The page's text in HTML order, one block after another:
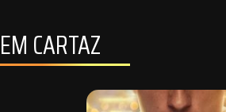
EM CARTAZ